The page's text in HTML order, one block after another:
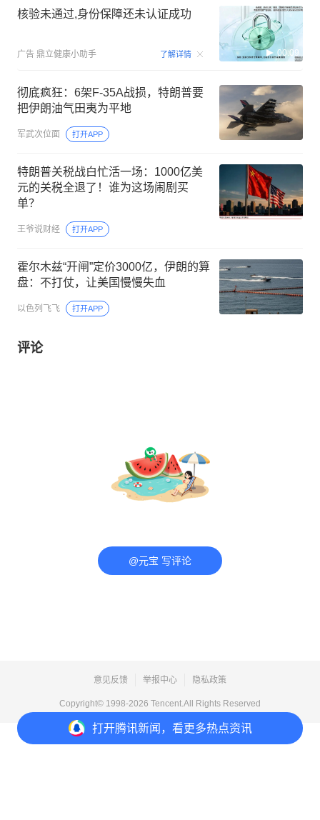
打开腾讯新闻，看更多热点资讯
核验未通过,身份保障还未认证成功
广告 鼎立健康小助手 了解详情 00:09
彻底疯狂：6架F-35A战损，特朗普要
把伊朗油气田夷为平地
军武次位面 打开APP
特朗普关税战白忙活一场：1000亿美
元的关税全退了！谁为这场闹剧买
单？
王爷说财经 打开APP
霍尔木兹“开闸”定价3000亿，伊朗的算
盘：不打仗，让美国慢慢失血
以色列飞飞 打开APP
评论
@元宝 写评论
意见反馈 举报中心 隐私政策
Copyright© 1998-2026 Tencent.All Rights Reserved